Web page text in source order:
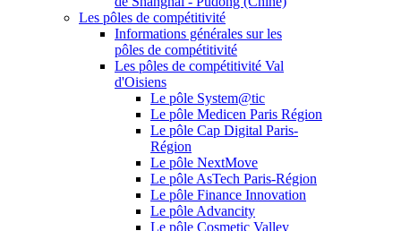
Les pôles de compétitivité
Informations générales sur les
pôles de compétitivité
Les pôles de compétitivité Val
d'Oisiens
Le pôle System@tic
Le pôle Medicen Paris Région
Le pôle Cap Digital Paris-
Région
Le pôle NextMove
Le pôle AsTech Paris-Région
Le pôle Finance Innovation
Le pôle Advancity
Le pôle Cosmetic Valley